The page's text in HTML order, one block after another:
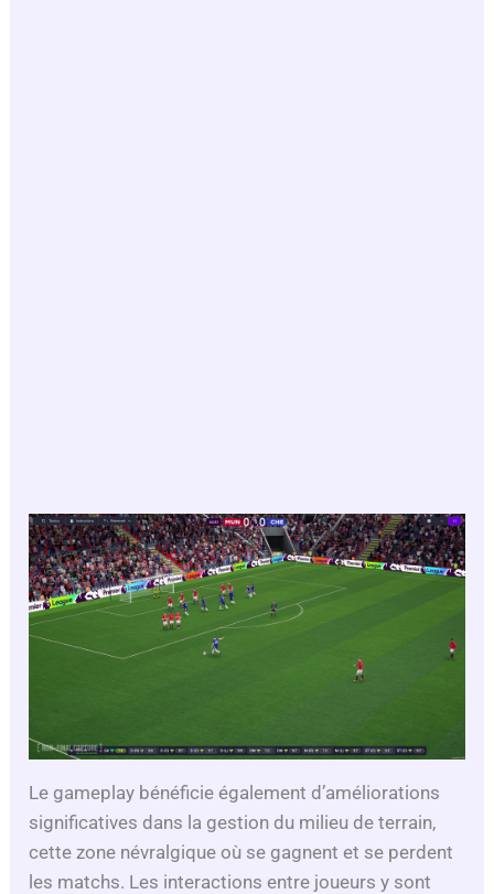
Le gameplay bénéficie également d’améliorations
significatives dans la gestion du milieu de terrain,
cette zone névralgique où se gagnent et se perdent
les matchs. Les interactions entre joueurs y sont